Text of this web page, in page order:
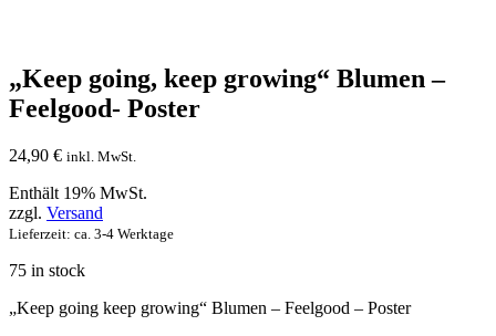
„Keep going, keep growing“ Blumen –
Feelgood- Poster
24,90 € inkl. MwSt.
Enthält 19% MwSt.
zzgl. Versand
Lieferzeit: ca. 3-4 Werktage
75 in stock
„Keep going keep growing“ Blumen – Feelgood – Poster